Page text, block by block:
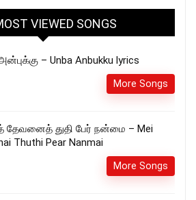
VIEWED SONGS
– Unba Anbukku lyrics
More Songs
தேவனைத் துதி பேர் நன்மை – Mei
Thuthi Pear Nanmai
More Songs